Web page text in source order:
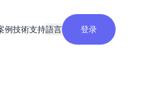
例技術支持語言 登录